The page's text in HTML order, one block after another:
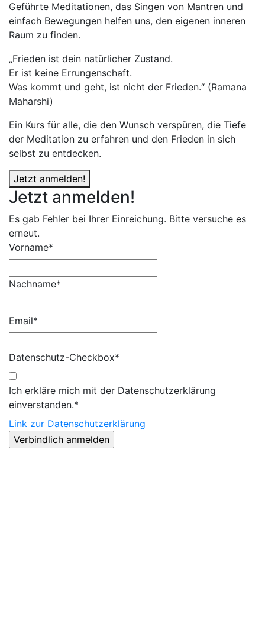
Geführte Meditationen, das Singen von Mantren und
einfach Bewegungen helfen uns, den eigenen inneren
Raum zu finden.
„Frieden ist dein natürlicher Zustand.
Er ist keine Errungenschaft.
Was kommt und geht, ist nicht der Frieden.“ (Ramana
Maharshi)
Ein Kurs für alle, die den Wunsch verspüren, die Tiefe
der Meditation zu erfahren und den Frieden in sich
selbst zu entdecken.
Jetzt anmelden!
Jetzt anmelden!
Es gab Fehler bei Ihrer Einreichung. Bitte versuche es
erneut.
Vorname*
Nachname*
Email*
Datenschutz-Checkbox*
Ich erkläre mich mit der Datenschutzerklärung
einverstanden.*
Link zur Datenschutzerklärung